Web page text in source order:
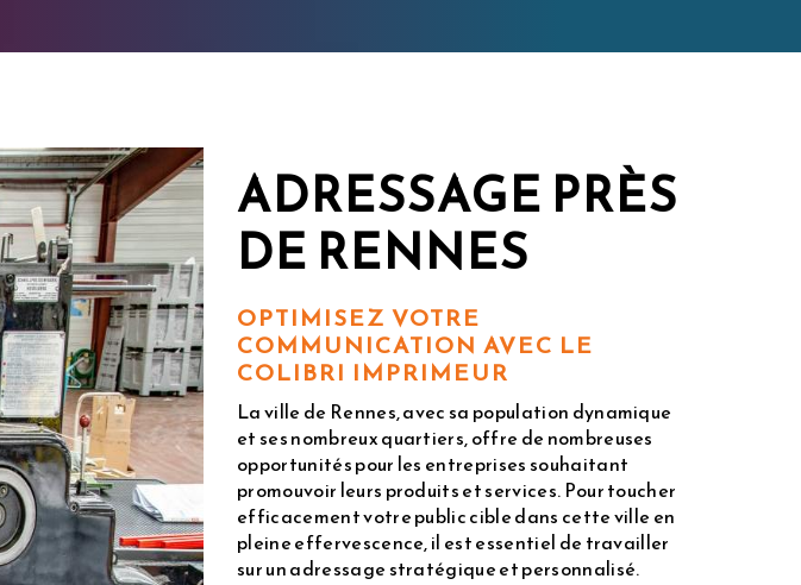
ADRESSAGE PRÈS
DE RENNES
OPTIMISEZ VOTRE
COMMUNICATION AVEC LE
COLIBRI IMPRIMEUR
La ville de Rennes, avec sa population dynamique
et ses nombreux quartiers, offre de nombreuses
opportunités pour les entreprises souhaitant
promouvoir leurs produits et services. Pour toucher
efficacement votre public cible dans cette ville en
pleine effervescence, il est essentiel de travailler
sur un adressage stratégique et personnalisé.